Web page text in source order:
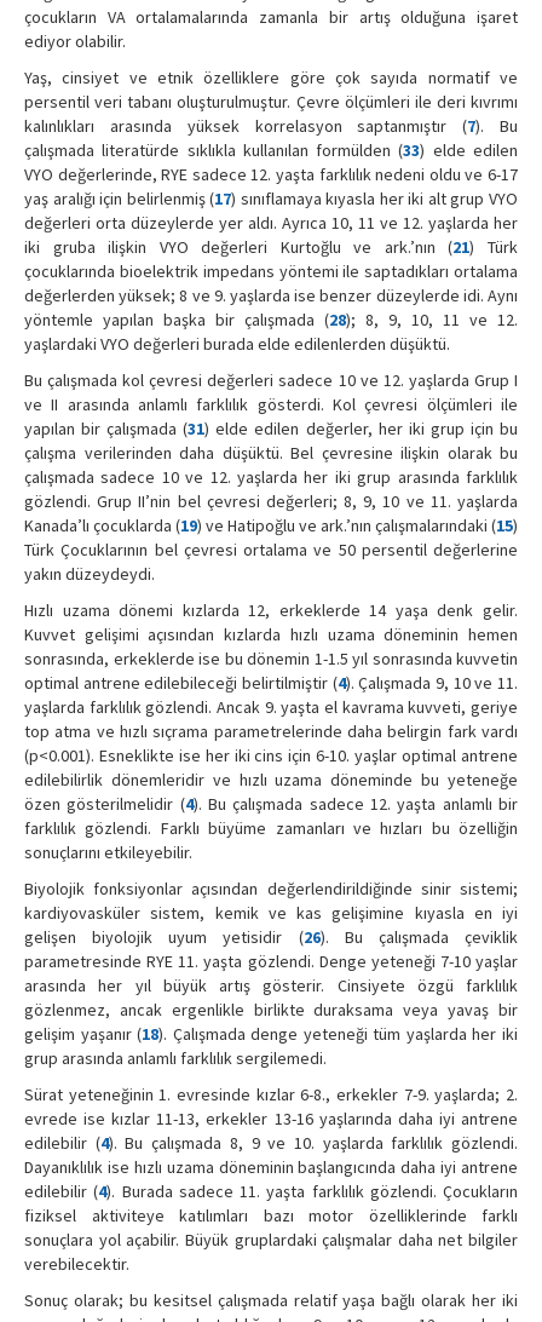
çocukların VA ortalamalarında zamanla bir artış olduğuna işaret
ediyor olabilir.
Yaş, cinsiyet ve etnik özelliklere göre çok sayıda normatif ve
persentil veri tabanı oluşturulmuştur. Çevre ölçümleri ile deri kıvrımı
kalınlıkları arasında yüksek korrelasyon saptanmıştır (7). Bu
çalışmada literatürde sıklıkla kullanılan formülden (33) elde edilen
VYO değerlerinde, RYE sadece 12. yaşta farklılık nedeni oldu ve 6-17
yaş aralığı için belirlenmiş (17) sınıflamaya kıyasla her iki alt grup VYO
değerleri orta düzeylerde yer aldı. Ayrıca 10, 11 ve 12. yaşlarda her
iki gruba ilişkin VYO değerleri Kurtoğlu ve ark.’nın (21) Türk
çocuklarında bioelektrik impedans yöntemi ile saptadıkları ortalama
değerlerden yüksek; 8 ve 9. yaşlarda ise benzer düzeylerde idi. Aynı
yöntemle yapılan başka bir çalışmada (28); 8, 9, 10, 11 ve 12.
yaşlardaki VYO değerleri burada elde edilenlerden düşüktü.
Bu çalışmada kol çevresi değerleri sadece 10 ve 12. yaşlarda Grup I
ve II arasında anlamlı farklılık gösterdi. Kol çevresi ölçümleri ile
yapılan bir çalışmada (31) elde edilen değerler, her iki grup için bu
çalışma verilerinden daha düşüktü. Bel çevresine ilişkin olarak bu
çalışmada sadece 10 ve 12. yaşlarda her iki grup arasında farklılık
gözlendi. Grup II’nin bel çevresi değerleri; 8, 9, 10 ve 11. yaşlarda
Kanada’lı çocuklarda (19) ve Hatipoğlu ve ark.’nın çalışmalarındaki (15)
Türk Çocuklarının bel çevresi ortalama ve 50 persentil değerlerine
yakın düzeydeydi.
Hızlı uzama dönemi kızlarda 12, erkeklerde 14 yaşa denk gelir.
Kuvvet gelişimi açısından kızlarda hızlı uzama döneminin hemen
sonrasında, erkeklerde ise bu dönemin 1-1.5 yıl sonrasında kuvvetin
optimal antrene edilebileceği belirtilmiştir (4). Çalışmada 9, 10 ve 11.
yaşlarda farklılık gözlendi. Ancak 9. yaşta el kavrama kuvveti, geriye
top atma ve hızlı sıçrama parametrelerinde daha belirgin fark vardı
(p<0.001). Esneklikte ise her iki cins için 6-10. yaşlar optimal antrene
edilebilirlik dönemleridir ve hızlı uzama döneminde bu yeteneğe
özen gösterilmelidir (4). Bu çalışmada sadece 12. yaşta anlamlı bir
farklılık gözlendi. Farklı büyüme zamanları ve hızları bu özelliğin
sonuçlarını etkileyebilir.
Biyolojik fonksiyonlar açısından değerlendirildiğinde sinir sistemi;
kardiyovasküler sistem, kemik ve kas gelişimine kıyasla en iyi
gelişen biyolojik uyum yetisidir (26). Bu çalışmada çeviklik
parametresinde RYE 11. yaşta gözlendi. Denge yeteneği 7-10 yaşlar
arasında her yıl büyük artış gösterir. Cinsiyete özgü farklılık
gözlenmez, ancak ergenlikle birlikte duraksama veya yavaş bir
gelişim yaşanır (18). Çalışmada denge yeteneği tüm yaşlarda her iki
grup arasında anlamlı farklılık sergilemedi.
Sürat yeteneğinin 1. evresinde kızlar 6-8., erkekler 7-9. yaşlarda; 2.
evrede ise kızlar 11-13, erkekler 13-16 yaşlarında daha iyi antrene
edilebilir (4). Bu çalışmada 8, 9 ve 10. yaşlarda farklılık gözlendi.
Dayanıklılık ise hızlı uzama döneminin başlangıcında daha iyi antrene
edilebilir (4). Burada sadece 11. yaşta farklılık gözlendi. Çocukların
fiziksel aktiviteye katılımları bazı motor özelliklerinde farklı
sonuçlara yol açabilir. Büyük gruplardaki çalışmalar daha net bilgiler
verebilecektir.
Sonuç olarak; bu kesitsel çalışmada relatif yaşa bağlı olarak her iki